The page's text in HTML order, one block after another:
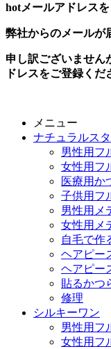
hotメールアドレス
弊社からのメールが
申し訳ございません
ドレスをご登録くだ
メニュー
ナチュラルス
男性用フ
女性用フ
医療用か
子供用フ
男性用メ
女性用メ
自毛で作
ヘアピー
ヘアピー
貼るかつ
修理
シルキーワン
男性用フ
女性用フ